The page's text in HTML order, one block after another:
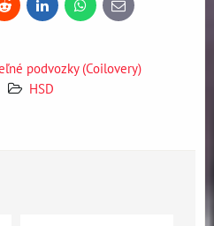
Reddit LinkedInWhatsApp
E-
mail
podvozky (Coilovery)
HSD